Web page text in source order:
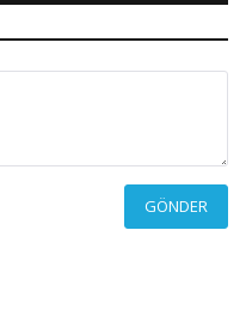
GÖNDER